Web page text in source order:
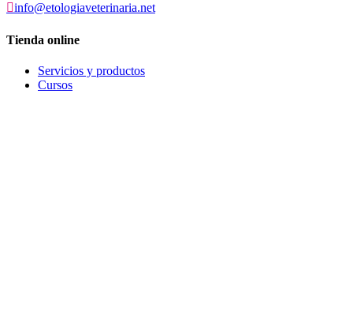
info@etologiaveterinaria.net
Tienda online
Servicios y productos
Cursos